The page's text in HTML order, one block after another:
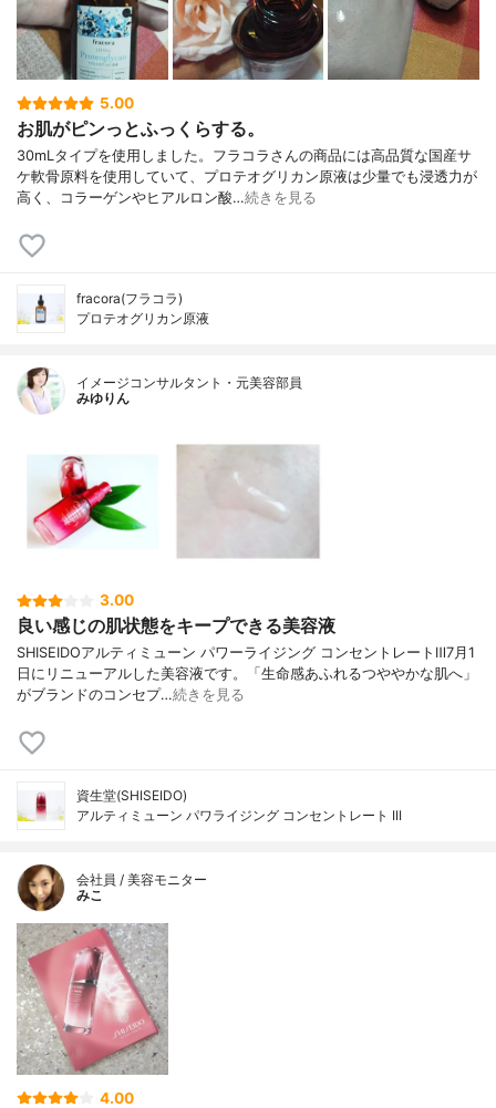
5.00
お肌がピンっとふっくらする。
30mLタイプを使用しました。フラコラさんの商品には高品質な国産サ
ケ軟骨原料を使用していて、プロテオグリカン原液は少量でも浸透力が
高く、コラーゲンやヒアルロン酸…続きを見る
fracora(フラコラ)
プロテオグリカン原液
イメージコンサルタント・元美容部員
みゆりん
3.00
良い感じの肌状態をキープできる美容液
SHISEIDOアルティミューン パワーライジング コンセントレートⅢ7月1
日にリニューアルした美容液です。「生命感あふれるつややかな肌へ」
がブランドのコンセプ…続きを見る
資生堂(SHISEIDO)
アルティミューン パワライジング コンセントレート III
会社員 / 美容モニター
みこ
4.00